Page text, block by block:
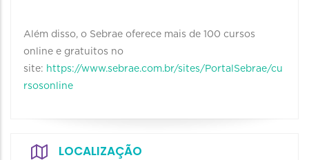
Além disso, o Sebrae oferece mais de 100 cursos
online e gratuitos no
site: https://www.sebrae.com.br/sites/PortalSebrae/cu
rsosonline
LOCALIZAÇÃO